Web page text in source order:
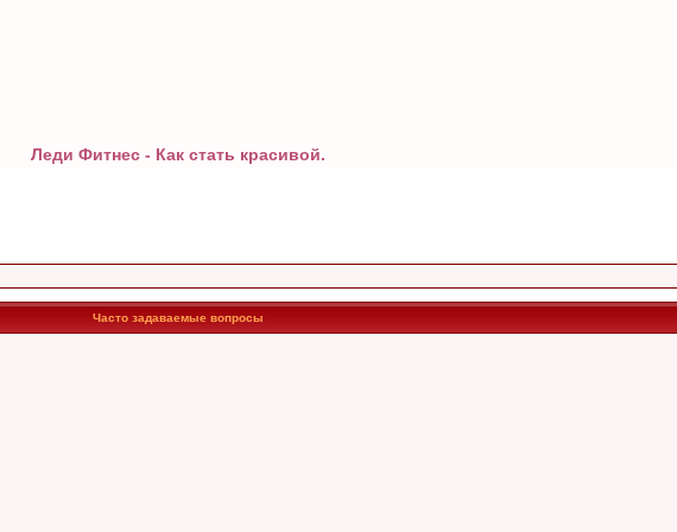
Леди Фитнес - Как стать красивой.
Часто задаваемые вопросы